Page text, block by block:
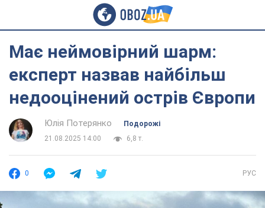
Має неймовірний шарм:
експерт назвав найбільш
недооцінений острів Європи
Юлія Потерянко
Подорожі
21.08.2025 14:00
6,8 т.
0 РУС